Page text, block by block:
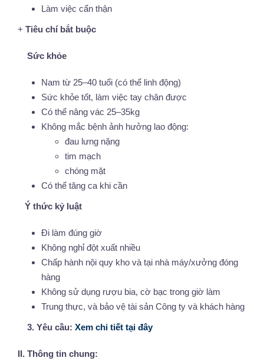
Làm việc cẩn thận
+ Tiêu chí bắt buộc
Sức khỏe
Nam từ 25–40 tuổi (có thể linh động)
Sức khỏe tốt, làm việc tay chân được
Có thể nâng vác 25–35kg
Không mắc bệnh ảnh hưởng lao động:
đau lưng nặng
tim mạch
chóng mặt
Có thể tăng ca khi cần
Ý thức kỷ luật
Đi làm đúng giờ
Không nghỉ đột xuất nhiều
Chấp hành nội quy kho và tại nhà máy/xưởng đóng
hàng
Không sử dụng rượu bia, cờ bạc trong giờ làm
Trung thực, và bảo vệ tài sản Công ty và khách hàng
3. Yêu cầu: Xem chi tiết tại đây
II. Thông tin chung: